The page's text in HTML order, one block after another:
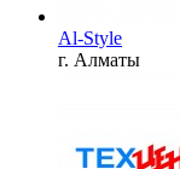
Al-Style
г. Алматы